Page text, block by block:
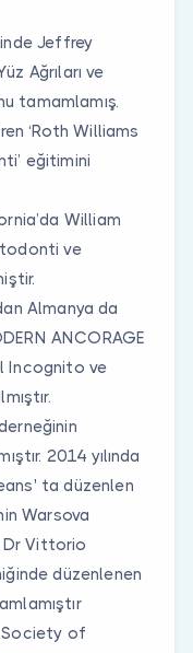
Jeffrey
Ağrıları ve
tamamlamış.
‘Roth Williams
eğitimini
William
ve
Almanya da
ANCORAGE
Incognito ve
2014 yılında
ta düzenlen
Warsova
Dr Vittorio
düzenlenen
Society of